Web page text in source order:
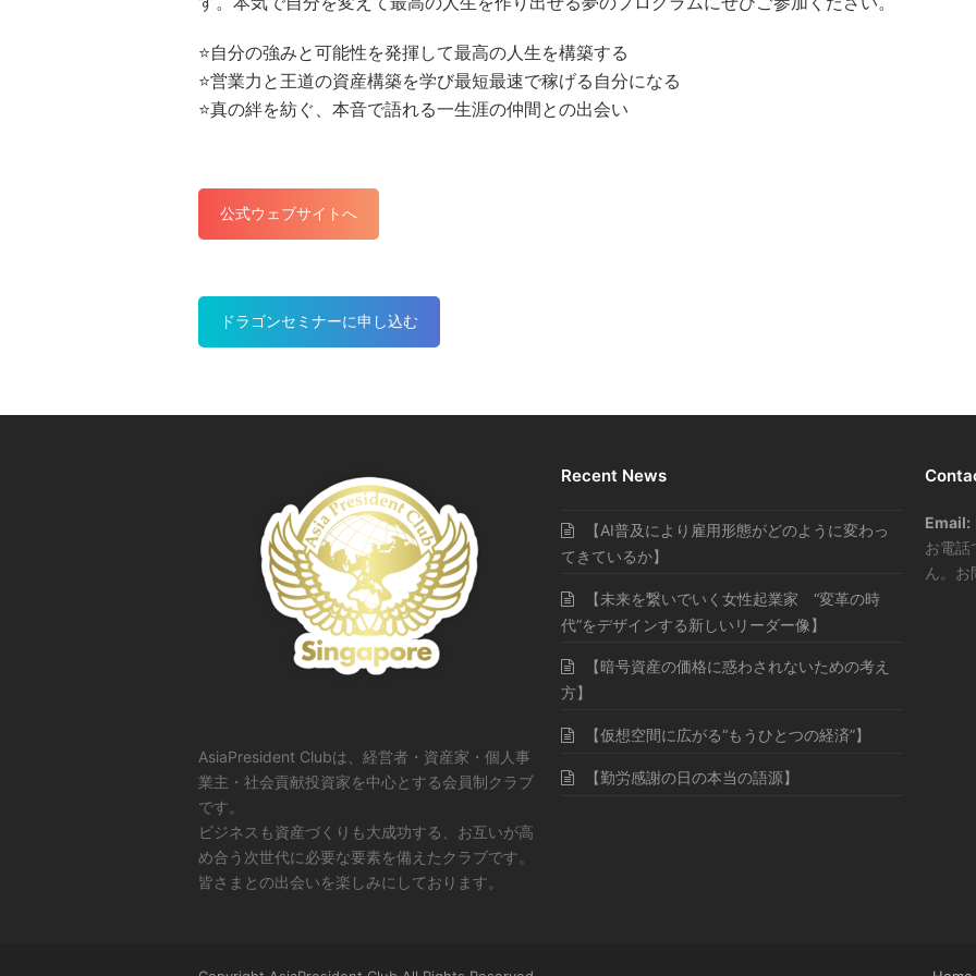
⭐️自分の強みと可能性を発揮して最高の人生を構築する
⭐️営業力と王道の資産構築を学び最短最速で稼げる自分になる
⭐️真の絆を紡ぐ、本音で語れる一生涯の仲間との出会い
公式ウェブサイトへ
ドラゴンセミナーに申し込む
AsiaPresident Clubは、経営者・資産家・個人事
業主・社会貢献投資家を中心とする会員制クラブ
です。
ビジネスも資産づくりも大成功する、お互いが高
め合う次世代に必要な要素を備えたクラブです。
皆さまとの出会いを楽しみにしております。
Recent News
【AI普及により雇用形態がどのように変わっ
てきているか】
【未来を繋いでいく女性起業家 “変革の時
代”をデザインする新しいリーダー像】
【暗号資産の価格に惑わされないための考え
方】
【仮想空間に広がる“もうひとつの経済”】
【勤労感謝の日の本当の語源】
Email:
お電
ん。お